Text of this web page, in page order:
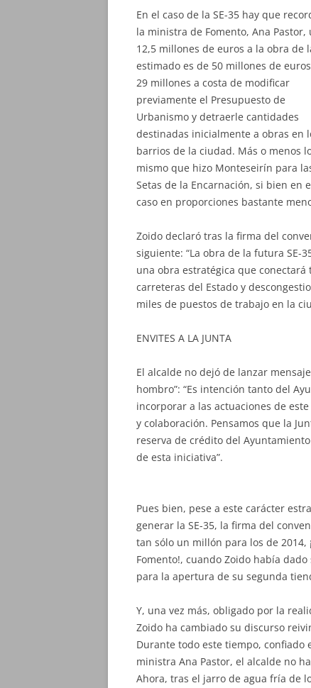
En el caso de la SE-35 hay que
la ministra de Fomento, Ana
12,5 millones de euros a la obra de
estimado es de 50 millones de
29 millones a costa de modificar
previamente el Presupuesto de
Urbanismo y detraerle cantidades
destinadas inicialmente a obras en
barrios de la ciudad. Más o menos
mismo que hizo Monteseirín para
Setas de la Encarnación, si bien en
caso en proporciones bastante
Zoido declaró tras la firma del
siguiente: “La obra de la futura SE-
una obra estratégica que
carreteras del Estado y
miles de puestos de trabajo en la
ENVITES A LA JUNTA
El alcalde no dejó de lanzar
hombro”: “Es intención tanto del
incorporar a las actuaciones de
y colaboración. Pensamos que la
reserva de crédito del
de esta iniciativa”.
Pues bien, pese a este carácter
generar la SE-35, la firma del
tan sólo un millón para los de
Fomento!, cuando Zoido había
para la apertura de su segunda
Y, una vez más, obligado por la
Zoido ha cambiado su discurso
Durante todo este tiempo,
ministra Ana Pastor, el alcalde no
Ahora, tras el jarro de agua fría de